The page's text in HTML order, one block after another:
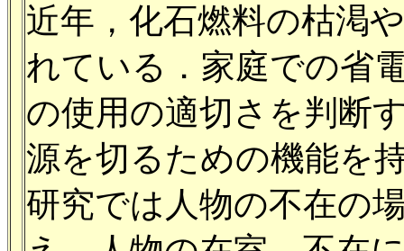
近年，化石燃料の枯渇
れている．家庭での省
の使用の適切さを判断
源を切るための機能を
研究では人物の不在の